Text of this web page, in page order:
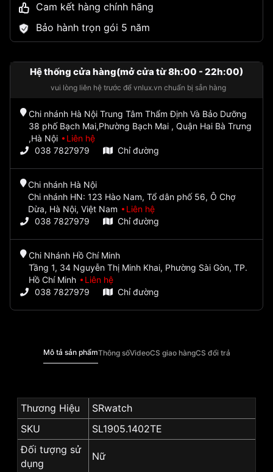
Cam kết hàng chính hãng
Bảo hành trọn gói 5 năm
Hệ thống cửa hàng(mở cửa từ 8h:00 - 22h:00)
vui lòng liên hệ trước để vnlux.vn chuẩn bị sẵn hàng
Chi nhánh Hà Nội Trung Tâm Thẩm Định Và Bảo Dưỡng
38 phố Bạch Mai,Phường Bạch Mai , Quận Hai Bà Trưng
,Hà Nội
Liên hệ
038 7827979
Chỉ đường
Chi nhánh Hà Nội
Chi nhánh HN: 123 Hào Nam, Tổ dân phố 56, Ô Chợ
Dừa, Hà Nội, Việt Nam
Liên hệ
038 7827979
Chỉ đường
Chi Nhánh Hồ Chí Minh
Tầng 1, 34 Nguyễn Thị Minh Khai, Phường Sài Gòn, TP.
Hồ Chí Minh
Liên hệ
038 7827979
Chỉ đường
Mô tả sản phẩmThông sốVideoCS giao hàngCS đổi trả
Thương Hiệu
SRwatch
SKU
SL1905.1402TE
Đối tượng sử
dụng
Nữ